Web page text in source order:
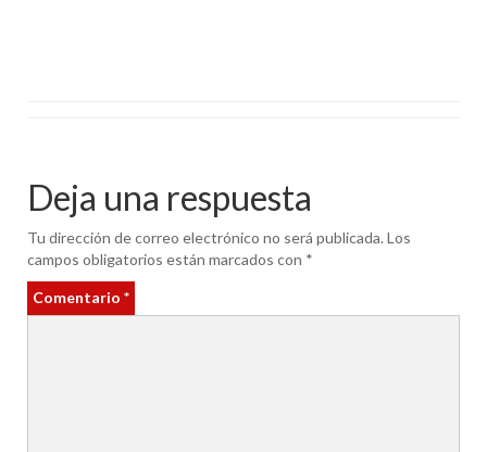
Deja una respuesta
Tu dirección de correo electrónico no será publicada. Los
campos obligatorios están marcados con *
Comentario *